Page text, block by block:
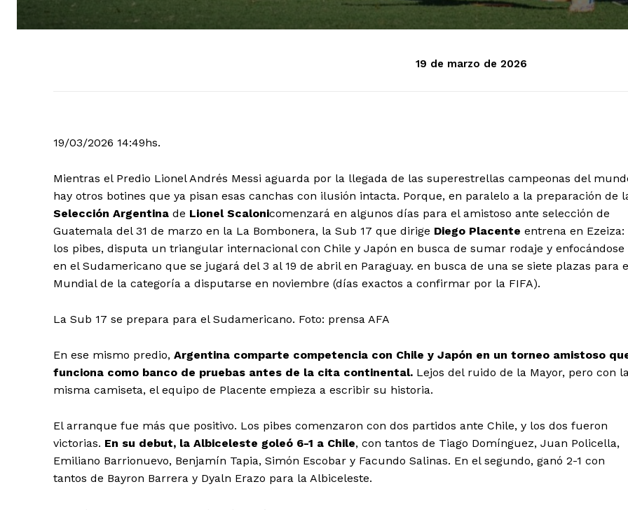
19 de marzo de 2026
19/03/2026 14:49hs.
Mientras el Predio Lionel Andrés Messi aguarda por la llegada de las superestrellas campeonas del
hay otros botines que ya pisan esas canchas con ilusión intacta. Porque, en paralelo a la preparación de
Selección Argentina de Lionel Scalonicomenzará en algunos días para el amistoso ante selección de
Guatemala del 31 de marzo en la La Bombonera, la Sub 17 que dirige Diego Placente entrena en Ezeiza:
los pibes, disputa un triangular internacional con Chile y Japón en busca de sumar rodaje y enfocándose
en el Sudamericano que se jugará del 3 al 19 de abril en Paraguay. en busca de una se siete plazas para
Mundial de la categoría a disputarse en noviembre (días exactos a confirmar por la FIFA).
La Sub 17 se prepara para el Sudamericano. Foto: prensa AFA
En ese mismo predio, Argentina comparte competencia con Chile y Japón en un torneo amistoso
funciona como banco de pruebas antes de la cita continental. Lejos del ruido de la Mayor, pero con
misma camiseta, el equipo de Placente empieza a escribir su historia.
El arranque fue más que positivo. Los pibes comenzaron con dos partidos ante Chile, y los dos fueron
victorias. En su debut, la Albiceleste goleó 6-1 a Chile, con tantos de Tiago Domínguez, Juan Policella,
Emiliano Barrionuevo, Benjamín Tapia, Simón Escobar y Facundo Salinas. En el segundo, ganó 2-1 con
tantos de Bayron Barrera y Dyaln Erazo para la Albiceleste.